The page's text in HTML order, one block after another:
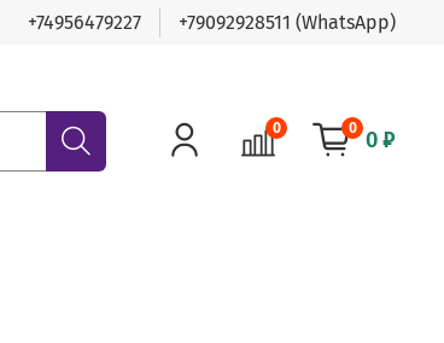
+74956479227 +79092928511 (WhatsApp)
0 0 0 ₽